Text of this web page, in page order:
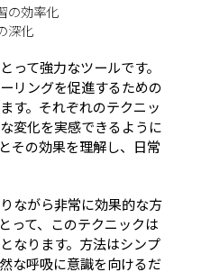
の効率化
深化
って強力なツールです。
リングを促進するための
す。それぞれのテクニッ
変化を実感できるように
その効果を理解し、日常
ながら非常に効果的な方
って、このテクニックは
なります。方法はシンプ
な呼吸に意識を向けるだ